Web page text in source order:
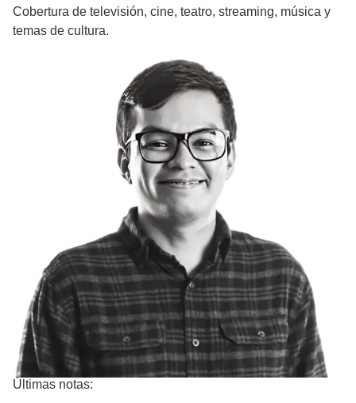
Cobertura de televisión, cine, teatro, streaming, música y
temas de cultura.
Últimas notas: